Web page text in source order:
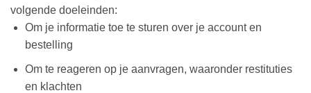
volgende doeleinden:
Om je informatie toe te sturen over je account en
bestelling
Om te reageren op je aanvragen, waaronder restituties
en klachten